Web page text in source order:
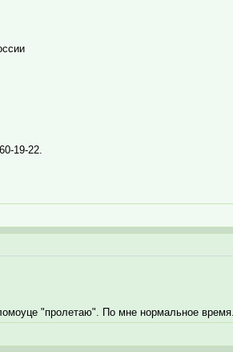
19-22.
"пролетаю". По мне нормальное